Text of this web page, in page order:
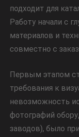
подходит для
Работу начали с
материалов и
совместно с
Первым этапом
требования к
невозможность
фотографий
заводов), было